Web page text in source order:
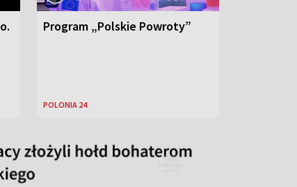
Program „Polskie Powroty”
POLONIA 24